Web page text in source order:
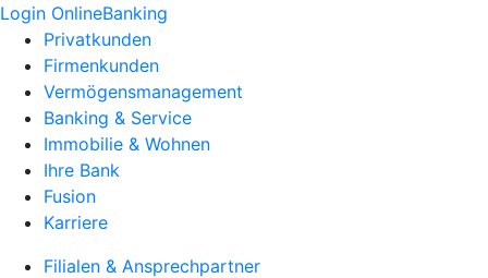
Login OnlineBanking
Privatkunden
Firmenkunden
Vermögensmanagement
Banking & Service
Immobilie & Wohnen
Ihre Bank
Fusion
Karriere
Filialen & Ansprechpartner